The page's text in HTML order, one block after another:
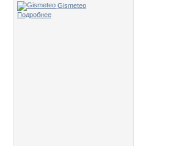
Gismeteo
Подробнее